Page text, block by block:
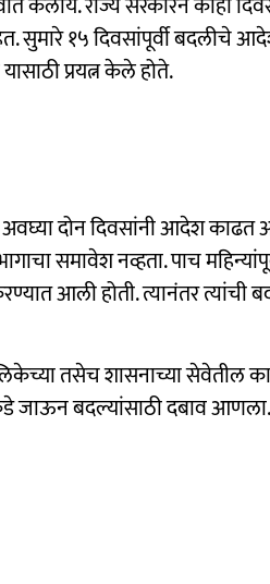
सुमारे १५ दिवसांपूर्वी बदलीचे
प्रयत्न केले होते.
अवघ्या दोन दिवसांनी आदेश
समावेश नव्हता. पाच
आली होती. त्यानंतर त्यांची
तसेच शासनाच्या सेवेतील
जाऊन बदल्यांसाठी दबाव